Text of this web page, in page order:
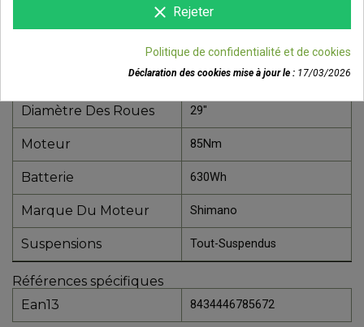
Disques
RISE
Vente Ou Location
Diamètre Des Roues 29"
Moteur 85Nm
Batterie 630Wh
Marque Du Moteur Shimano
Suspensions Tout-Suspendus
Références spécifiques
Ean13
8434446785672
clear Rejeter
Politique de confidentialité et de cookies
Déclaration des cookies mise à jour le : 17/03/2026